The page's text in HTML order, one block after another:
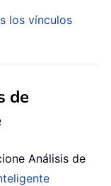
los vínculos
de
Análisis de